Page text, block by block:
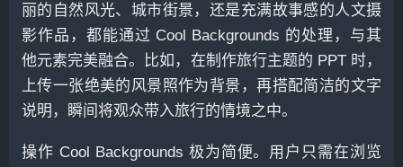
丽的自然风光、城市街景，还是充满故事感的人文摄
影作品，都能通过 Cool Backgrounds 的处理，与其
他元素完美融合。比如，在制作旅行主题的 PPT 时，
上传一张绝美的风景照作为背景，再搭配简洁的文字
说明，瞬间将观众带入旅行的情境之中。
操作 Cool Backgrounds 极为简便。用户只需在浏览